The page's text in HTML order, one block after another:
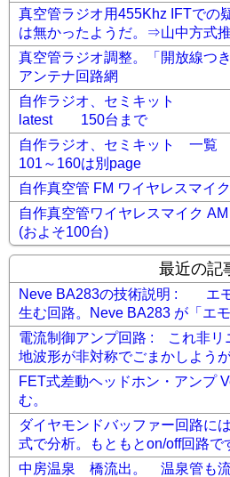
真空管ラジオ用455Khz IFTで
は無かったようだ。⇒山中方式推
真空管ラジオ調整。「開放線つ
アンテナ回路網
自作ラジオ、セミキッ
latest 150台まで
自作ラジオ、セミキット 一覧
101～160は別page
自作真空管 FM ワイヤレスマ
自作真空管ワイヤレスマイク
(およそ100台)
最近の記
Neve BA283の技術説明 : エ
生む回路。Neve BA283 が「エ
電流制御アンプ回路 : これ非リ
地波形が非対称でごまかしよう
FET式差動ヘッドホン・アンプ
む。
ダイヤモンドバッファー回路に
式で分析。もともとon/off回路で
中房温泉 橋流出。 温泉管も